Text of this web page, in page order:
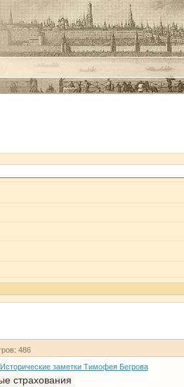
486
Исторические заметки Тимофея Бегрова
страхования